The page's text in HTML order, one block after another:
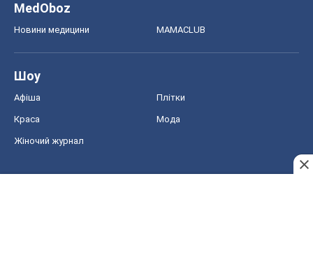
MedOboz
Новини медицини MAMACLUB
Шоу
Афіша Плітки
Краса Мода
Жіночий журнал